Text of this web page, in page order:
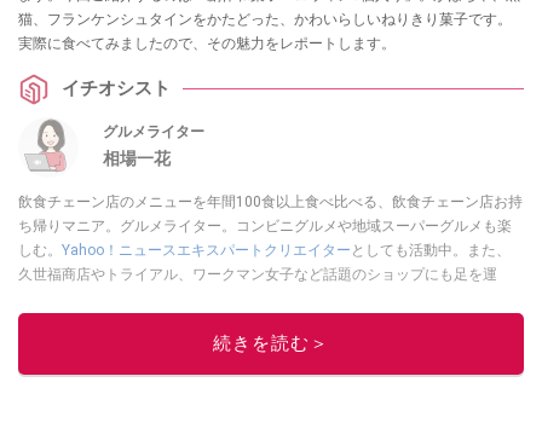
猫、フランケンシュタインをかたどった、かわいらしいねりきり菓子です。
実際に食べてみましたので、その魅力をレポートします。
イチオシスト
グルメライター
相場一花
飲食チェーン店のメニューを年間100食以上食べ比べる、飲食チェーン店お持
ち帰りマニア。グルメライター。コンビニグルメや地域スーパーグルメも楽
しむ。 Yahoo！ニュースエキスパートクリエイター としても活動中。また、
久世福商店やトライアル、ワークマン女子など話題のショップにも足を運
「週刊プレイボーイ」、宝島社「おいしい！ シャトレーゼBOOK」などでグ
ルメライター、食の専門家として出演実績あり。
続きを読む＞